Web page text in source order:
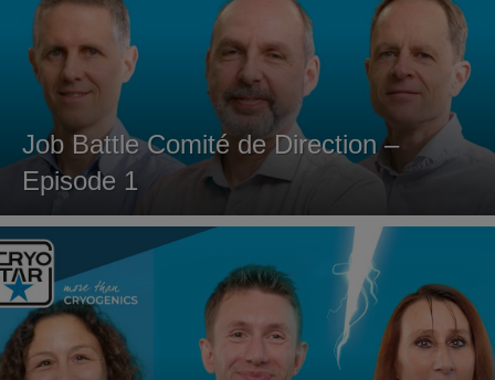
Job Battle Comité de Direction –
Episode 1